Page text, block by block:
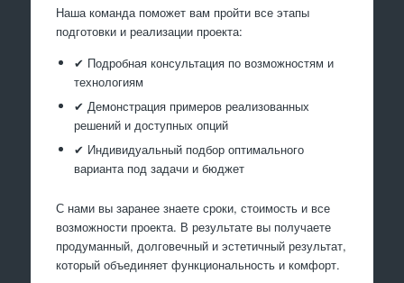
Наша команда поможет вам пройти все этапы
подготовки и реализации проекта:
✔ Подробная консультация по возможностям и
технологиям
✔ Демонстрация примеров реализованных
решений и доступных опций
✔ Индивидуальный подбор оптимального
варианта под задачи и бюджет
С нами вы заранее знаете сроки, стоимость и все
возможности проекта. В результате вы получаете
продуманный, долговечный и эстетичный результат,
который объединяет функциональность и комфорт.